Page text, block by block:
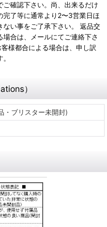
確認下さい。尚、出来るだけ
了等に通常より2〜3営業日ほ
ない事をご了承下さい。 返品交
合は、メールにてご連絡下さ
様都合による場合は、申し訳
。
）
・ブリスター未開封)